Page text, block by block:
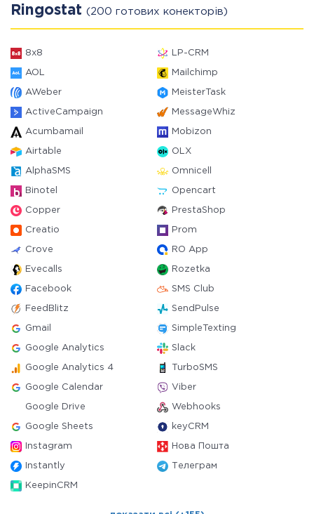
Ringostat (200 готових конекторів)
8x8 LP-CRM
AOL Mailchimp
AWeber MeisterTask
ActiveCampaign MessageWhiz
Acumbamail Mobizon
Airtable OLX
AlphaSMS Omnicell
Binotel Opencart
Copper PrestaShop
Creatio Prom
Crove RO App
Evecalls Rozetka
Facebook SMS Club
FeedBlitz SendPulse
Gmail SimpleTexting
Google Analytics Slack
Google Analytics 4 TurboSMS
Google Calendar Viber
Google Drive Webhooks
Google Sheets keyCRM
Instagram Нова Пошта
Instantly Телеграм
KeepinCRM